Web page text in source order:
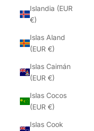
Islandia (EUR
€)
Islas Aland
(EUR €)
Islas Caimán
(EUR €)
Islas Cocos
(EUR €)
Islas Cook